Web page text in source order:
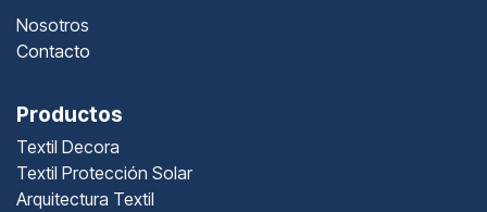
Nosotros
Contacto
Productos
Textil Decora
Textil Protección Solar
Arquitectura Textil